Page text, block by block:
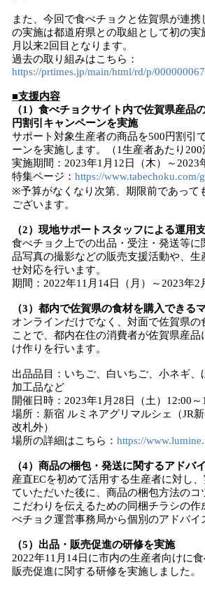
また、今回で食べチョクと佐賀県が連携
の実施は都道府県との取組として初の実
月以来2回目となります。
過去の取り組みはこちら：
https://prtimes.jp/main/html/rd/p/
■支援内容
（1）食べチョクサイト内で佐賀県産品
円割引キャンペーンを実施
サポート対象生産者の商品を500円割引
ーンを実施します。（1生産者あたり200
実施期間：2023年1月12日（木）～2023
特集ページ： https://www.tabechoku.com/
※予算がなくなり次第、期限前であって
ございます。
（2）現地サポートスタッフによる運用
食べチョク上での出品・受注・発送等に
品写真の撮影などの販売支援活動や、生
せ対応を行います。
期間：2022年11月14日（月）～2023年2
（3）都内で佐賀県の食材を購入できる
オンラインだけでなく、対面で佐賀県の
ことで、都内在住の消費者が佐賀県産
け作りを行います。
出品品目：いちご、白いちご、小ネギ、
加工品など
開催日時：2023年1月28日（土）12:00～
場所：新宿 ルミネアグリマルシェ（JR
改札外）
場所の詳細はこちら： https://
（4）商品の梱包・発送に関するアドバ
産直ECを初めて活用する生産者に対し
ていただいた後に、商品の梱包方法のコ
こだわりを伝えるための同梱チラシの作
べチョク運営事務局から個別のアドバイ
（5）出品・販売促進の研修を実施
2022年11月14日に市内の生産者向けに
販売促進に関する研修を実施しました。